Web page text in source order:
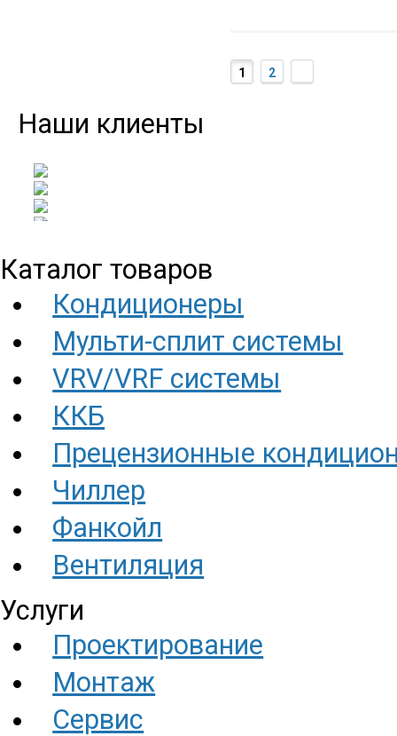
1 2
Наши клиенты
Каталог товаров
Кондиционеры
Мульти-сплит системы
VRV/VRF системы
ККБ
Прецензионные
Чиллер
Фанкойл
Вентиляция
Услуги
Проектирование
Монтаж
Сервис